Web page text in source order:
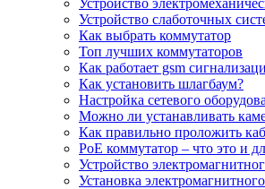
Устройство
Устройство слаботочных
Как выбрать коммутатор
Топ лучших коммутаторов
Как работает gsm
Как установить шлагбаум?
Настройка сетевого
Можно ли устанавливать
Как правильно проложить
PoE коммутатор – что это и
Устройство
Установка